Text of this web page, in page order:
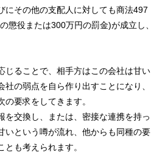
にその他の支配人に対しても商法497
懲役または300万円の罰金)が成立し、
じることで、相手方はこの会社は甘い
社の弱点を自ら作り出すことになり、
要求をしてきます。
を交換し、または、密接な連携を持っ
いという噂が流れ、他からも同種の要
も考えられます。